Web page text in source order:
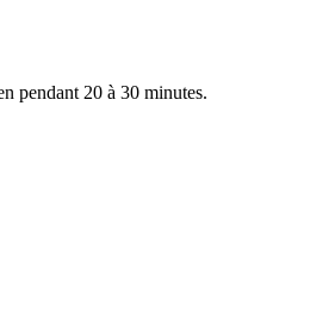
pendant 20 à 30 minutes.